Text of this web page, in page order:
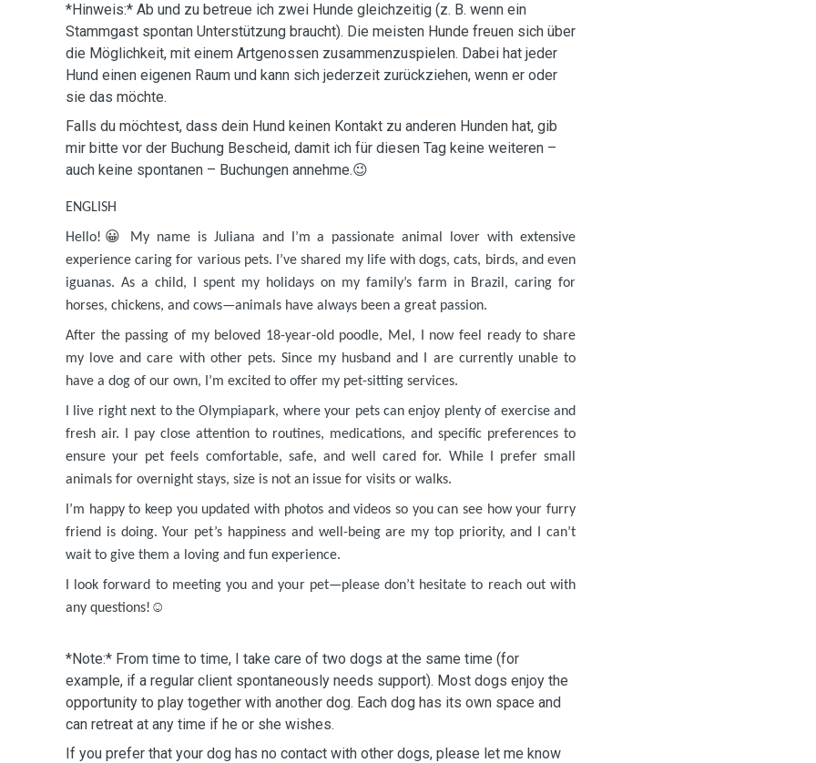
*Hinweis:* Ab und zu betreue ich zwei Hunde gleichzeitig (z. B. wenn ein
Stammgast spontan Unterstützung braucht). Die meisten Hunde freuen sich über
die Möglichkeit, mit einem Artgenossen zusammenzuspielen. Dabei hat jeder
Hund einen eigenen Raum und kann sich jederzeit zurückziehen, wenn er oder
sie das möchte.
Falls du möchtest, dass dein Hund keinen Kontakt zu anderen Hunden hat, gib
mir bitte vor der Buchung Bescheid, damit ich für diesen Tag keine weiteren –
auch keine spontanen – Buchungen annehme.😉
ENGLISH
Hello! 😀
My name is Juliana and I’m a passionate animal lover with extensive
experience caring for various pets. I’ve shared my life with dogs, cats, birds, and even
iguanas. As a child, I spent my holidays on my family’s farm in Brazil, caring for
horses, chickens, and cows—animals have always been a great passion.
After the passing of my beloved 18-year-old poodle, Mel, I now feel ready to share
my love and care with other pets. Since my husband and I are currently unable to
have a dog of our own, I’m excited to offer my pet-sitting services.
I live right next to the Olympiapark, where your pets can enjoy plenty of exercise and
fresh air. I pay close attention to routines, medications, and specific preferences to
ensure your pet feels comfortable, safe, and well cared for. While I prefer small
animals for overnight stays, size is not an issue for visits or walks.
I’m happy to keep you updated with photos and videos so you can see how your furry
friend is doing. Your pet’s happiness and well-being are my top priority, and I can’t
wait to give them a loving and fun experience.
I look forward to meeting you and your pet—please don’t hesitate to reach out with
any questions! ☺️
*Note:* From time to time, I take care of two dogs at the same time (for
example, if a regular client spontaneously needs support). Most dogs enjoy the
opportunity to play together with another dog. Each dog has its own space and
can retreat at any time if he or she wishes.
If you prefer that your dog has no contact with other dogs, please let me know